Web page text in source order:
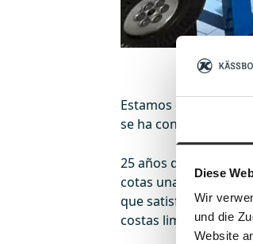
Diese
Wir
und die
Website
Estamos orgullosos
se ha convertido en
25 años de
cotas una y otra vez.
que satisfaga las
costas limpias,